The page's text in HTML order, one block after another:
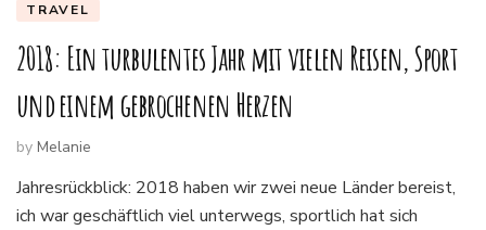
TRAVEL
2018: Ein turbulentes Jahr mit vielen Reisen, Sport
und einem gebrochenen Herzen
by Melanie
Jahresrückblick: 2018 haben wir zwei neue Länder bereist,
ich war geschäftlich viel unterwegs, sportlich hat sich